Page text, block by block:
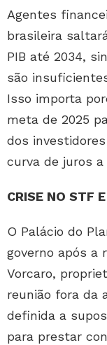
Agentes
brasileira
PIB até 2034,
são
Isso importa
meta de 2025
dos
curva de juros a
CRISE NO STF
O Palácio do
governo após a
Vorcaro,
reunião fora da
definida a
para prestar